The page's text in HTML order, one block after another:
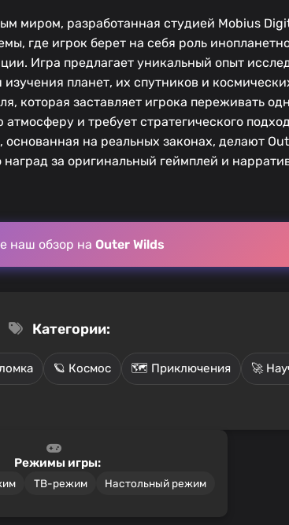
миром, разработанная студией Mobius
где игрок берет на себя роль
Игра предлагает уникальный опыт
планет, их спутников и
которая заставляет игрока переживать
и требует стратегического
на реальных законах, делают
за оригинальный геймплей и
наш обзор на Outer Wilds
Категории:
🪐 Космос 🗺️ Приключения 🚀
Режимы игры:
ТВ-режим Настольный режим